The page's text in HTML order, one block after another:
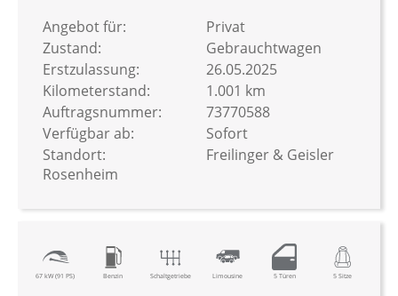
Bildergalerie
springen
67 kW (91 PS) Benzin Schaltgetriebe Limousine 5 Türen 5 Sitze
Angebot für:
Privat
Zustand:
Gebrauchtwagen
Erstzulassung:
26.05.2025
Kilometerstand:
1.001 km
Auftragsnummer:
73770588
Verfügbar ab:
Sofort
Standort:
Freilinger & Geisler
Rosenheim